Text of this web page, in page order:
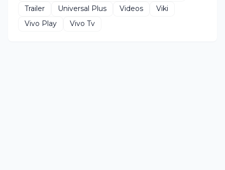
Trailer
Universal Plus Videos
Viki
Vivo Play
Vivo Tv